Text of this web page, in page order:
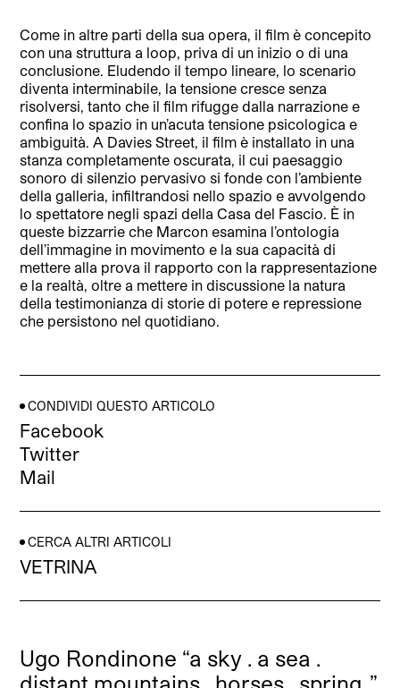
Come in altre parti della sua opera, il film è concepito
con una struttura a loop, priva di un inizio o di una
conclusione. Eludendo il tempo lineare, lo scenario
diventa interminabile, la tensione cresce senza
risolversi, tanto che il film rifugge dalla narrazione e
confina lo spazio in un’acuta tensione psicologica e
ambiguità. A Davies Street, il film è installato in una
stanza completamente oscurata, il cui paesaggio
sonoro di silenzio pervasivo si fonde con l’ambiente
della galleria, infiltrandosi nello spazio e avvolgendo
lo spettatore negli spazi della Casa del Fascio. È in
queste bizzarrie che Marcon esamina l’ontologia
dell’immagine in movimento e la sua capacità di
mettere alla prova il rapporto con la rappresentazione
e la realtà, oltre a mettere in discussione la natura
della testimonianza di storie di potere e repressione
che persistono nel quotidiano.
CONDIVIDI QUESTO ARTICOLO
Facebook
Twitter
Mail
CERCA ALTRI ARTICOLI
VETRINA
Ugo Rondinone “a sky . a sea .